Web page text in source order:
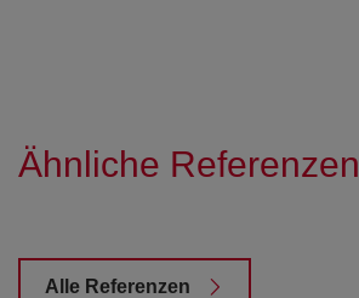
Ähnliche Referenzen
Alle Referenzen